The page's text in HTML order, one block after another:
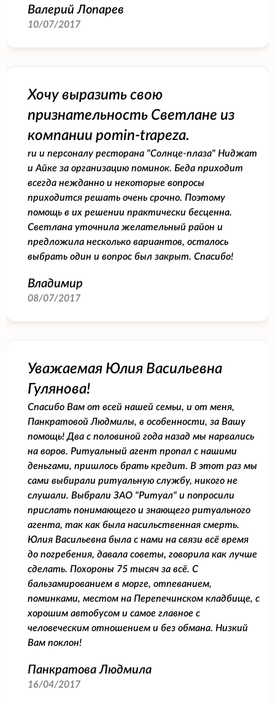
Валерий Лопарев
10/07/2017
Хочу выразить свою
признательность Светлане из
компании pomin-trapeza.
ru и персоналу ресторана "Солнце-плаза" Ниджат
и Айке за организацию поминок. Беда приходит
всегда нежданно и некоторые вопросы
приходится решать очень срочно. Поэтому
помощь в их решении практически бесценна.
Светлана уточнила желательный район и
предложила несколько вариантов, осталось
выбрать один и вопрос был закрыт. Спасибо!
Владимир
08/07/2017
Уважаемая Юлия Васильевна
Гулянова!
Спасибо Вам от всей нашей семьи, и от меня,
Панкратовой Людмилы, в особенности, за Вашу
помощь! Два с половиной года назад мы нарвались
на воров. Ритуальный агент пропал с нашими
деньгами, пришлось брать кредит. В этот раз мы
сами выбирали ритуальную службу, никого не
слушали. Выбрали ЗАО "Ритуал" и попросили
прислать понимающего и знающего ритуального
агента, так как была насильственная смерть.
Юлия Васильевна была с нами на связи всё время
до погребения, давала советы, говорила как лучше
сделать. Похороны 75 тысяч за всё. С
бальзамированием в морге, отпеванием,
поминками, местом на Перепечинском кладбище, с
хорошим автобусом и самое главное с
человеческим отношением и без обмана. Низкий
Вам поклон!
Панкратова Людмила
16/04/2017